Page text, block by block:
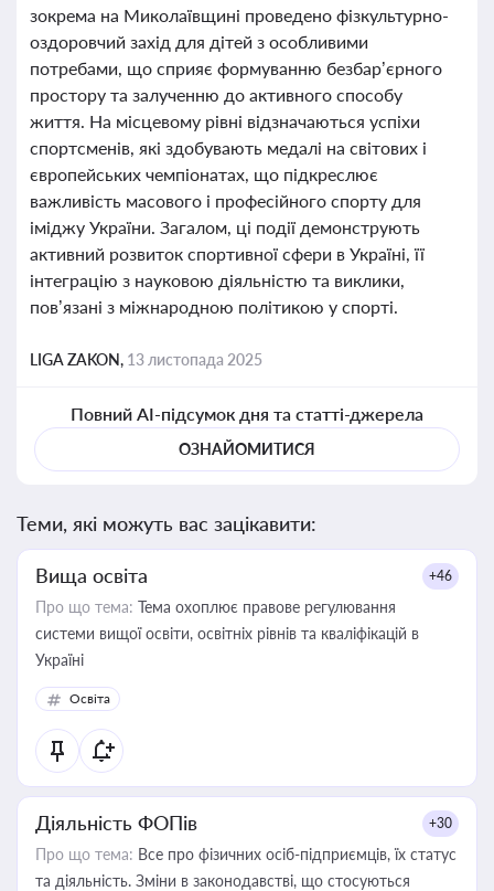
зокрема на Миколаївщині проведено фізкультурно-
оздоровчий захід для дітей з особливими
потребами, що сприяє формуванню безбар’єрного
простору та залученню до активного способу
життя. На місцевому рівні відзначаються успіхи
спортсменів, які здобувають медалі на світових і
європейських чемпіонатах, що підкреслює
важливість масового і професійного спорту для
іміджу України. Загалом, ці події демонструють
активний розвиток спортивної сфери в Україні, її
інтеграцію з науковою діяльністю та виклики,
пов’язані з міжнародною політикою у спорті.
LIGA ZAKON, 13 листопада 2025
Повний AI-підсумок дня та статті-джерела
ОЗНАЙОМИТИСЯ
Теми, які можуть вас зацікавити:
Вища освіта +46
Про що тема: Тема охоплює правове регулювання
системи вищої освіти, освітніх рівнів та кваліфікацій в
Україні
Освіта
Діяльність ФОПів +30
Про що тема: Все про фізичних осіб-підприємців, їх статус
та діяльність. Зміни в законодавстві, що стосуються